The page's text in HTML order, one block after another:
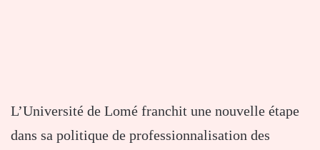
L’Université de Lomé franchit une nouvelle étape
dans sa politique de professionnalisation des